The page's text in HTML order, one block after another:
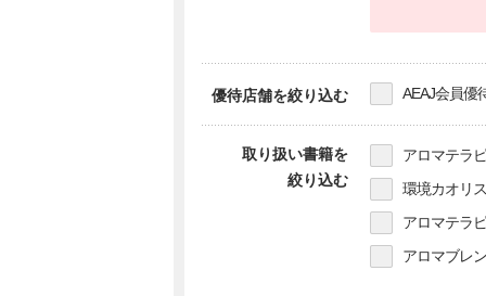
優待店舗を絞り込む AEAJ会員優
取り扱い書籍を
絞り込む
アロマテラ
環境カオリ
アロマテラ
アロマブレ